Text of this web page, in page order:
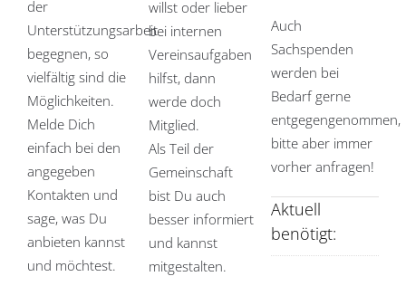
der
Unterstützungsarbeit
begegnen, so
vielfältig sind die
Möglichkeiten.
Melde Dich
einfach bei den
angegeben
Kontakten und
sage, was Du
anbieten kannst
und möchtest.
willst oder lieber
bei internen
Vereinsaufgaben
hilfst, dann
werde doch
Mitglied.
Als Teil der
Gemeinschaft
bist Du auch
besser informiert
und kannst
mitgestalten.
Auch
Sachspenden
werden bei
Bedarf gerne
entgegengenommen,
bitte aber immer
vorher anfragen!
Aktuell
benötigt: